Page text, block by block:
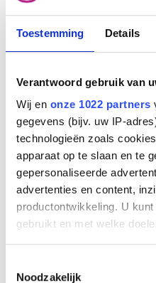
Toestemming Details
Verantwoord gebruik van
Wij en onze 1022 partners
gegevens (bijv. uw IP-
technologieën zoals
apparaat op te slaan en te
gepersonaliseerde
advertenties en content,
productontwikkeling. U
gebruikt en met welke
Informatie
Noodzakelijk
De Grieken en de Trojanen
Matthias Kessels